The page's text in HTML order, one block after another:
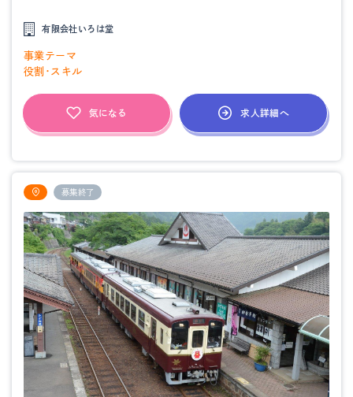
有限会社いろは堂
事業テーマ
役割・スキル
気になる 求人詳細へ
募集終了